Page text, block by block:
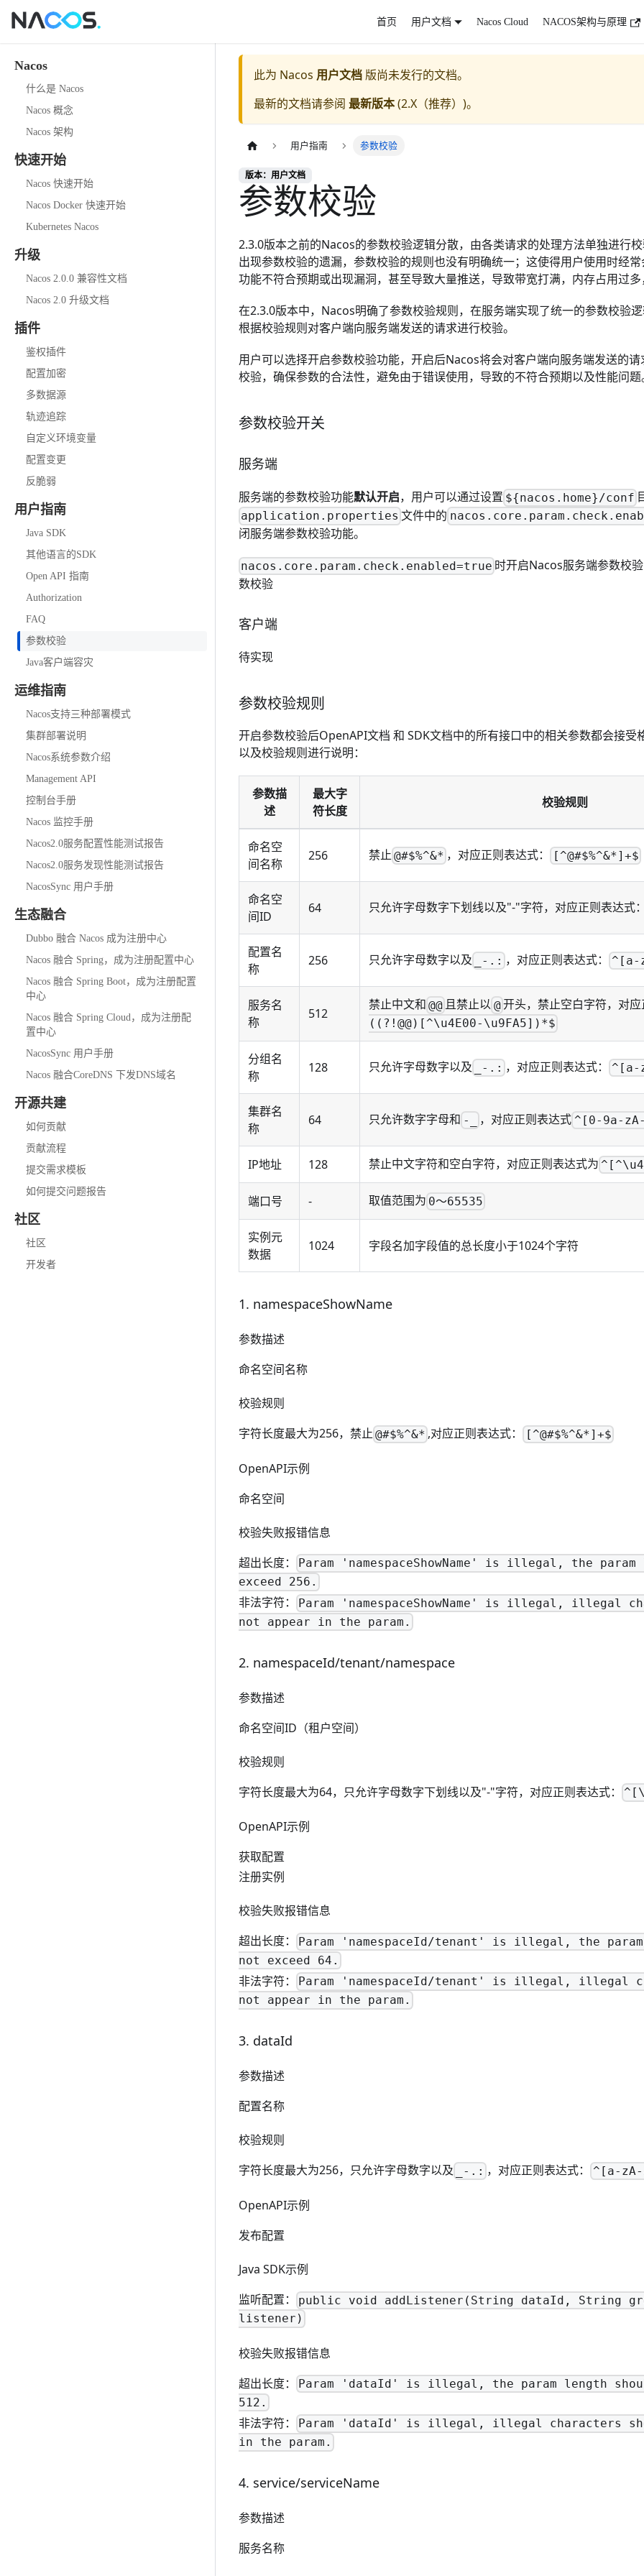
首页 用户文档 Nacos Cloud NACOS架构与原理
Nacos
什么是 Nacos
Nacos 概念
Nacos 架构
快速开始
Nacos 快速开始
Nacos Docker 快速开始
Kubernetes Nacos
升级
Nacos 2.0.0 兼容性文档
Nacos 2.0 升级文档
插件
鉴权插件
配置加密
多数据源
轨迹追踪
自定义环境变量
配置变更
反脆弱
用户指南
Java SDK
其他语言的SDK
Open API 指南
Authorization
FAQ
参数校验
Java客户端容灾
运维指南
Nacos支持三种部署模式
集群部署说明
Nacos系统参数介绍
Management API
控制台手册
Nacos 监控手册
Nacos2.0服务配置性能测试报告
Nacos2.0服务发现性能测试报告
NacosSync 用户手册
生态融合
Dubbo 融合 Nacos 成为注册中心
Nacos 融合 Spring，成为注册配置中心
Nacos 融合 Spring Boot，成为注册配置
中心
Nacos 融合 Spring Cloud，成为注册配
置中心
NacosSync 用户手册
Nacos 融合CoreDNS 下发DNS域名
开源共建
如何贡献
贡献流程
提交需求模板
如何提交问题报告
社区
社区
开发者
此为 Nacos 用户文档 版尚未发行的文档。
最新的文档请参阅 最新版本(2.X（推荐） )。
用户指南 参数校验
版本：用户文档
参数校验
2.3.0版本之前的Nacos的参数校验逻辑分散，由各类请求的处理方法单独进行
出现参数校验的遗漏，参数校验的规则也没有明确统一；这使得用户使用时经
功能不符合预期或出现漏洞，甚至导致大量推送，导致带宽打满，内存占用过多
在2.3.0版本中，Nacos明确了参数校验规则，在服务端实现了统一的参数校验逻
根据校验规则对客户端向服务端发送的请求进行校验。
用户可以选择开启参数校验功能，开启后Nacos将会对客户端向服务端发送的
校验，确保参数的合法性，避免由于错误使用，导致的不符合预期以及性能问题
参数校验开关
服务端
服务端的参数校验功能默认开启，用户可以通过设置 ${nacos.home}/conf
application.properties 文件中的
闭服务端参数校验功能。
nacos.core.param.check.enabled=true 时开启Nacos服务端参数校
数校验
客户端
待实现
参数校验规则
开启参数校验后OpenAPI文档 和 SDK文档中的所有接口中的相关参数都会接受
以及校验规则进行说明：
参数描
述
最大字
符长度
校验规则
命名空
间名称
256 禁止 @#$%^&* ，对应正则表达式： [^@#$%^&*]+$
命名空
间ID
64 只允许字母数字下划线以及"-"字符，对应正则表达式：
配置名
称
256 只允许字母数字以及 _-.: ，对应正则表达式： ^[a-
服务名
称
512
禁止中文和 @@ 且禁止以 @开头，禁止空白字符，对
((?!@@)[^\u4E00-\u9FA5])*$
分组名
称
128 只允许字母数字以及 _-.: ，对应正则表达式： ^[a-
集群名
称
64 只允许数字字母和 -_ ，对应正则表达式 ^[0-9a-
IP地址 128 禁止中文字符和空白字符，对应正则表达式为
端口号 - 取值范围为 0～65535
实例元
数据
1024 字段名加字段值的总长度小于1024个字符
1. namespaceShowName
参数描述
命名空间名称
校验规则
字符长度最大为256，禁止 @#$%^&* ,对应正则表达式： [^@#$%^&*]+$
OpenAPI示例
命名空间
校验失败报错信息
超出长度：
Param 'namespaceShowName' is illegal, the
exceed 256.
非法字符：
Param 'namespaceShowName' is illegal, illegal
not appear in the param.
2. namespaceId/tenant/namespace
参数描述
命名空间ID（租户空间）
校验规则
字符长度最大为64，只允许字母数字下划线以及"-"字符，对应正则表达式：
OpenAPI示例
获取配置
注册实例
校验失败报错信息
超出长度：
Param 'namespaceId/tenant' is illegal, the
not exceed 64.
非法字符：
Param 'namespaceId/tenant' is illegal, illegal
not appear in the param.
3. dataId
参数描述
配置名称
校验规则
字符长度最大为256，只允许字母数字以及
_-.: ，对应正则表达式： ^[a-
OpenAPI示例
发布配置
Java SDK示例
监听配置：
public void addListener(String dataId, String
listener)
校验失败报错信息
超出长度：
Param 'dataId' is illegal, the param length
512.
非法字符：
Param 'dataId' is illegal, illegal characters
in the param.
4. service/serviceName
参数描述
服务名称